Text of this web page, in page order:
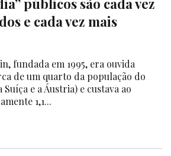
públicos são cada vez
e cada vez mais
fundada em 1995, era ouvida
de um quarto da população do
e a Áustria) e custava ao
1,1...